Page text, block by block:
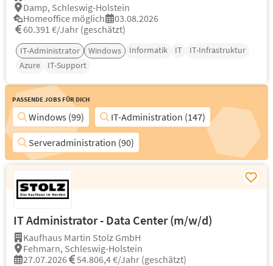
Damp, Schleswig-Holstein
Homeoffice möglich
03.08.2026
60.391 €/Jahr (geschätzt)
IT-Administrator Windows Informatik IT
IT-Infrastruktur
Azure
IT-Support
Passende Jobs für Dich
Windows (99)
IT-Administration (147)
Serveradministration (90)
IT Administrator - Data Center (m/w/d)
Kaufhaus Martin Stolz GmbH
Fehmarn, Schleswig-Holstein
27.07.2026
54.806,4 €/Jahr (geschätzt)